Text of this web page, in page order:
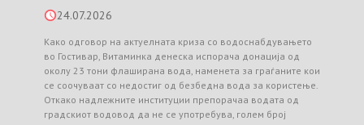
24.07.2026
Како одговор на актуелната криза со водоснабдувањето
во Гостивар, Витаминка денеска испорача донација од
околу 23 тони флаширана вода, наменета за граѓаните кои
се соочуваат со недостиг од безбедна вода за користење.
Откако надлежните институции препорачаа водата од
градскиот водовод да не се употребува, голем број